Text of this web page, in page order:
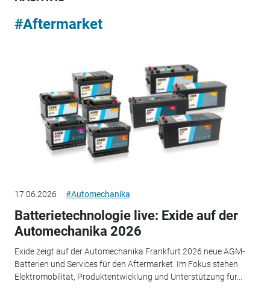
#Aftermarket
17.06.2026 #Automechanika
Batterietechnologie live: Exide auf der
Automechanika 2026
Exide zeigt auf der Automechanika Frankfurt 2026 neue AGM-
Batterien und Services für den Aftermarket. Im Fokus stehen
Elektromobilität, Produktentwicklung und Unterstützung für...